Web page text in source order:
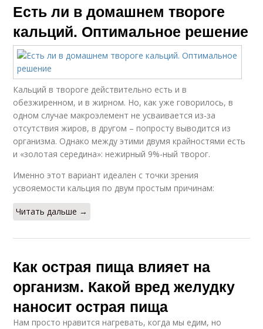
Есть ли в домашнем твороге
кальций. Оптимальное решение
Кальций в твороге действительно есть и в
обезжиренном, и в жирном. Но, как уже говорилось, в
одном случае макроэлемент не усваивается из-за
отсутствия жиров, в другом – попросту выводится из
организма. Однако между этими двумя крайностями есть
и «золотая середина»: нежирный 9%-ный творог.
Именно этот вариант идеален с точки зрения
усвояемости кальция по двум простым причинам:
Читать дальше →
Как острая пища влияет на
организм. Какой вред желудку
наносит острая пища
Нам просто нравится нагревать, когда мы едим, но